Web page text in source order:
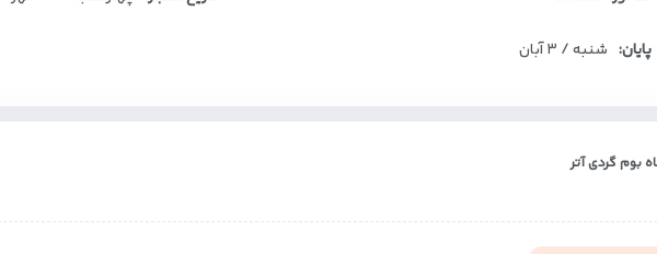
پایان: شنبه / ۳ آبان
بوم گردی آتر